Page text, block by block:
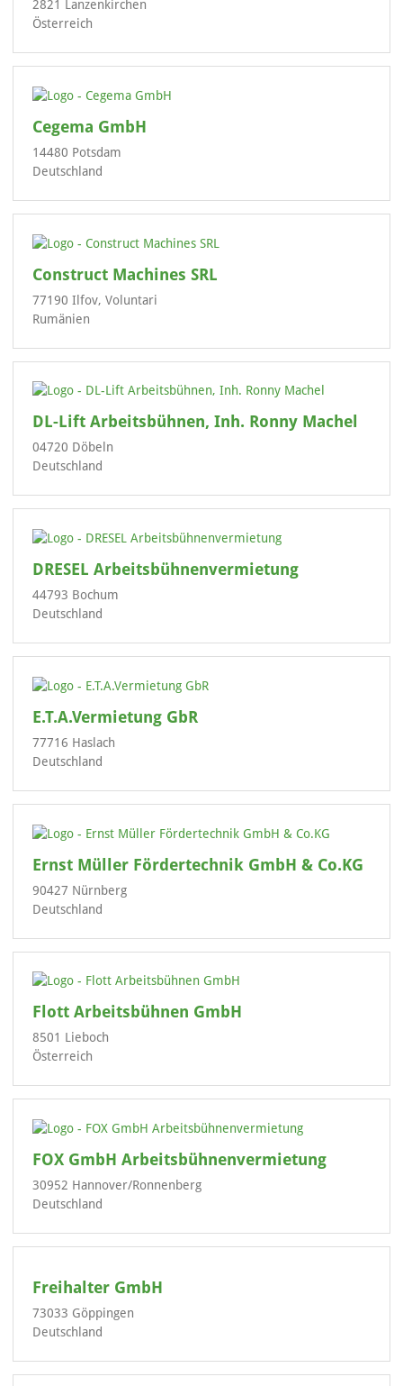
2821 Lanzenkirchen
Österreich
Cegema GmbH
14480 Potsdam
Deutschland
Construct Machines SRL
77190 Ilfov, Voluntari
Rumänien
DL-Lift Arbeitsbühnen, Inh. Ronny Machel
04720 Döbeln
Deutschland
DRESEL Arbeitsbühnenvermietung
44793 Bochum
Deutschland
E.T.A.Vermietung GbR
77716 Haslach
Deutschland
Ernst Müller Fördertechnik GmbH & Co.KG
90427 Nürnberg
Deutschland
Flott Arbeitsbühnen GmbH
8501 Lieboch
Österreich
FOX GmbH Arbeitsbühnenvermietung
30952 Hannover/Ronnenberg
Deutschland
Freihalter GmbH
73033 Göppingen
Deutschland